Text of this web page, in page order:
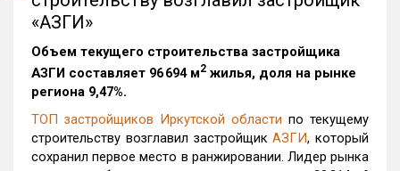
«АЗГИ»
Объем текущего строительства застройщика
АЗГИ составляет 96 694 м2 жилья, доля на рынке
региона 9,47%.
ТОП застройщиков Иркутской области по текущему
строительству возглавил застройщикАЗГИ, который
сохранил первое место в ранжировании. Лидер рынка